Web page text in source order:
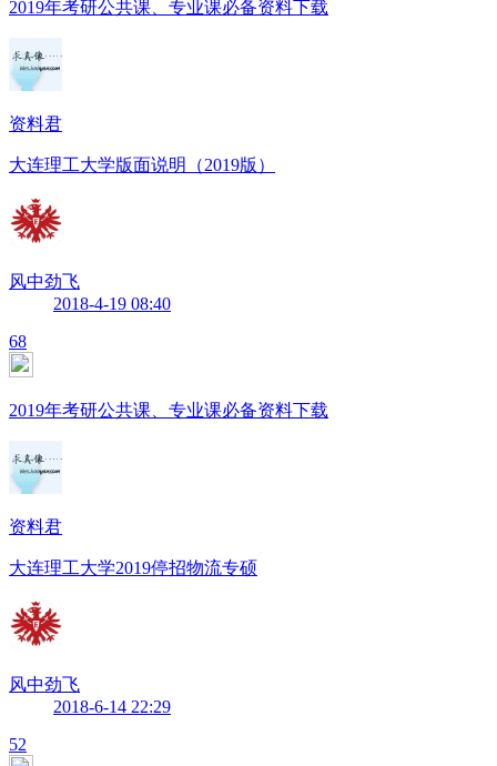
2019年考研公共课、专业课必备资料下载
资料君
大连理工大学版面说明（2019版）
风中劲飞
2018-4-19 08:40
68
2019年考研公共课、专业课必备资料下载
资料君
大连理工大学2019停招物流专硕
风中劲飞
2018-6-14 22:29
52